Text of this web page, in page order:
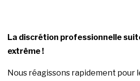
La discrétion professionnelle
extrême !
Nous réagissons rapidement pour